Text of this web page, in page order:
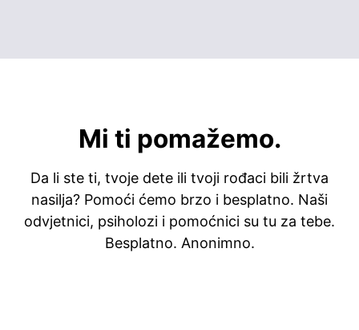
Mi ti pomažemo.
Da li ste ti, tvoje dete ili tvoji rođaci bili žrtva
nasilja? Pomoći ćemo brzo i besplatno. Naši
odvjetnici, psiholozi i pomoćnici su tu za tebe.
Besplatno. Anonimno.